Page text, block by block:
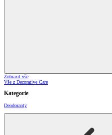
Zobrazit vše
Vše z Decorative Care
Kategorie
Deodoranty